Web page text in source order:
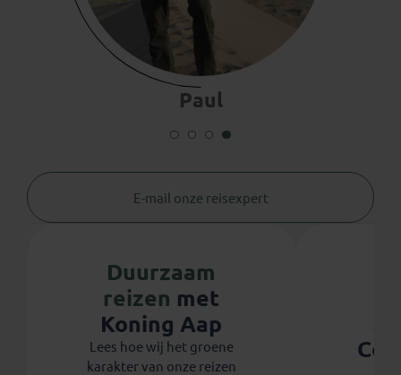
Paul
E-mail onze reisexpert
Duurzaam
reizen met
Koning Aap
Lees hoe wij het groene
karakter van onze reizen